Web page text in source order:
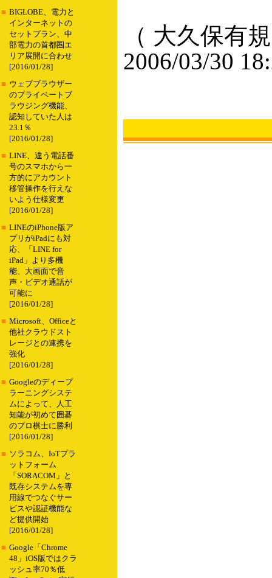
■ BIGLOBE、電力と
インターネットの
セットプラン、中
部電力の首都圏エ
リア展開に合わせ
[2016/01/28]
■ ウェブブラウザー
のプライベートブ
ラウジング機能、
認知していた人は
23.1％
[2016/01/28]
■ LINE、違う電話番
号のスマホから一
方的にアカウント
移管操作を行えな
いよう仕様変更
[2016/01/28]
■ LINEのiPhone版ア
プリがiPadにも対
応、「LINE for
iPad」より多機
能、大画面で音
声・ビデオ通話が
可能に
[2016/01/28]
■ Microsoft、Officeと
他社クラウドスト
レージとの連携を
強化
[2016/01/28]
■ Googleのディープ
ラーニングシステ
ムによって、人工
知能が初めて囲碁
のプロ棋士に勝利
[2016/01/28]
■ ソラコム、IoTプラ
ットフォーム
「SORACOM」と
既存システムを専
用線でつなぐサー
ビスや認証機能な
ど提供開始
[2016/01/28]
■ Google「Chrome
48」iOS版ではクラ
ッシュ率70％低
（ 大久保有
2006/03/30